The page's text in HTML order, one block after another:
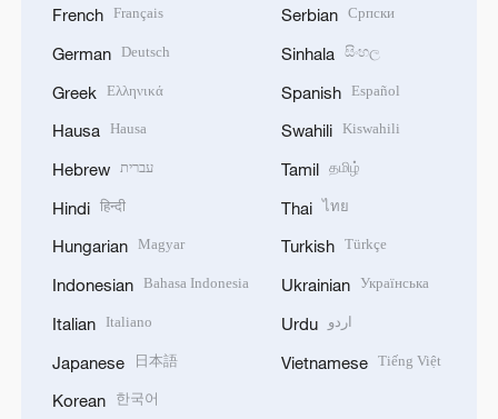
French Français
German Deutsch
Greek Ελληνικά
Hausa Hausa
Hebrew עברית
Hindi हिन्दी
Hungarian Magyar
Indonesian Bahasa Indonesia
Italian Italiano
Japanese 日本語
Korean 한국어
Serbian Српски
Sinhala සිංහල
Spanish Español
Swahili Kiswahili
Tamil தமிழ்
Thai ไทย
Turkish Türkçe
Ukrainian Українська
Urdu اردو
Vietnamese Tiếng Việt